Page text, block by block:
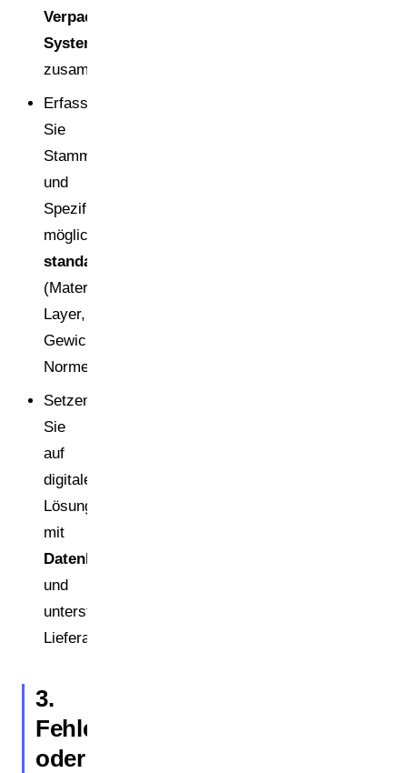
Verpackungsmanagement-
System
zusammen.
Erfassen
Sie
Stammdaten
und
Spezifikationen
möglichst
standardisiert
(Materialcodes,
Layer,
Gewichte,
Normen).
Setzen
Sie
auf
digitale
Lösungen
mit
Datenlückenanalyse
und
unterstützter
Lieferantendatensammlung.
3.
Fehlende
oder